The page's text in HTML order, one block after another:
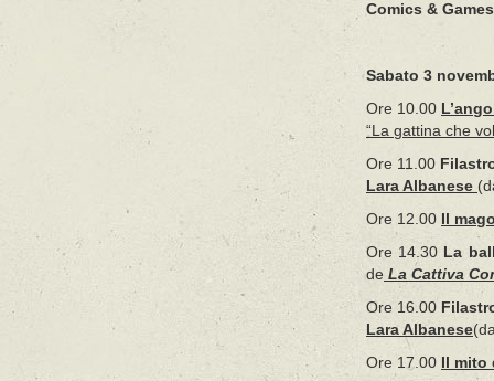
Comics &
Sabato 3
Ore 10.00
“La gattina che
Ore 11.00
Lara Albanese
Ore 12.00
Il
Ore 14.30 La
de La Cattiva
Ore 16.00
Lara Albanese
Ore 17.00
Il